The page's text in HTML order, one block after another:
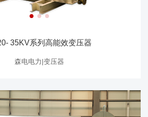
35KV系列高能效变压器
森电电力|变压器